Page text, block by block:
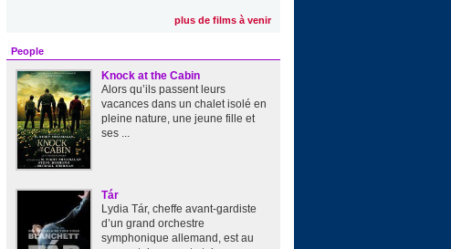
plus de films à venir
People
Knock at the Cabin
Alors qu’ils passent leurs
vacances dans un chalet isolé en
pleine nature, une jeune fille et
ses ...
Tár
Lydia Tár, cheffe avant-gardiste
d’un grand orchestre
symphonique allemand, est au